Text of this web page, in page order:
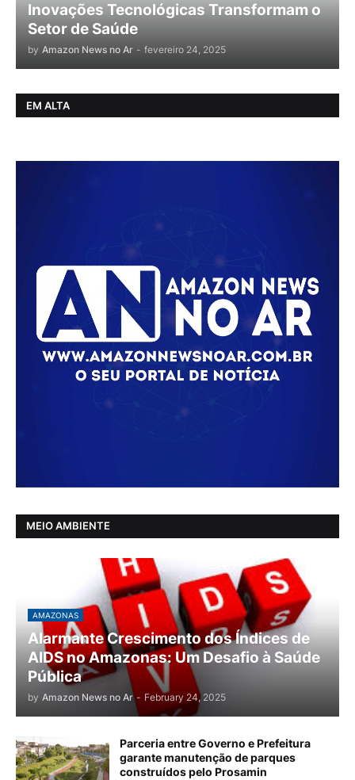
Inovações Tecnológicas Transformam o
Setor de Saúde
by Amazon News no Ar - fevereiro 24, 2025
EM ALTA
MEIO AMBIENTE
AMAZONAS
Alarmante Crescimento dos Índices de
AIDS no Amazonas: Um Desafio à Saúde
Pública
by Amazon News no Ar - February 24, 2025
Parceria entre Governo e Prefeitura
garante manutenção de parques
construídos pelo Prosamin